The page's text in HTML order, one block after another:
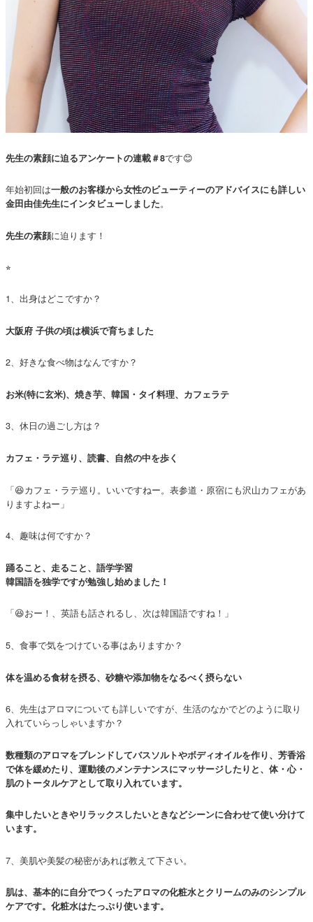
先生の素顔に迫るアンケートの連載＃8です😊
年始初回は一般のお客様から女性のビューティーのアドバイスにも詳しい
金田由佳先生にインタビューしました。
先生の素顔に迫ります！
⭐︎
1、出身はどこですか？
大阪府 子供の頃は横浜で育ちました
2、好きな食べ物はなんですか？
お米(特に玄米)、焼き芋、韓国・タイ料理、カフェラテ
3、休日の過ごし方は？
カフェ・ラテ巡り、読書、自然の中を歩く
「😆カフェ・ラテ巡り。いいですねー。表参道・原宿にも沢山カフェがあ
りますよねー」
4、趣味は何ですか？
踊ること、走ること、語学学習
韓国語を独学ですが勉強し始めました！
「😆おー！、英語も話されるし、次は韓国語ですね！」
5、食事で気をつけている事はありますか？
体を温める食材を摂る、砂糖や添加物をなるべく摂らない
6、先生はアロマについても詳しいですが、生活のなかでどのように取り
入れていらっしゃいますか？
数種類のアロマをブレンドしてバスソルトやボディオイルを作り、芳香浴
で体を緩めたり、運動後のメンテナンスにマッサージしたりと、体・心・
肌のトータルケアとして取り入れています。
集中したいときやリラックスしたいときなどシーンに合わせて使い分けて
います。
7、美肌や美髪の秘密があれば教えて下さい。
肌は、基本的に自分でつくったアロマの化粧水とクリームのみのシンプル
ケアです。化粧水はたっぷり使います。